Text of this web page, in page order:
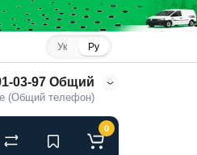
Ук Ру
03-97 Общий
(Общий телефон)
0